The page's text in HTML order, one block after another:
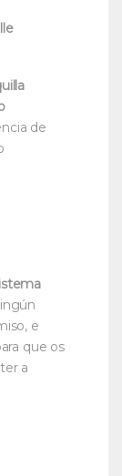
de
e
que os
a